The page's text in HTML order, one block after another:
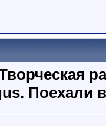
Поехали